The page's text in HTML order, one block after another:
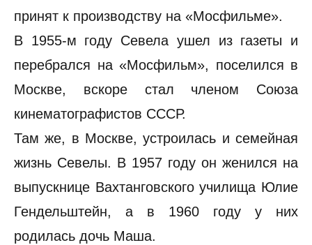
принят к производству на «Мосфильме».
В 1955-м году Севела ушел из газеты и
перебрался на «Мосфильм», поселился в
Москве, вскоре стал членом Союза
кинематографистов СССР.
Там же, в Москве, устроилась и семейная
жизнь Севелы. В 1957 году он женился на
выпускнице Вахтанговского училища Юлие
Гендельштейн, а в 1960 году у них
родилась дочь Маша.